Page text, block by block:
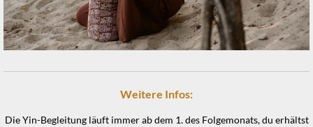
Weitere Infos:
Die Yin-Begleitung läuft immer ab dem 1. des Folgemonats, du erhältst